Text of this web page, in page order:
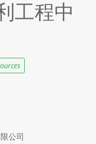
工程中
公司